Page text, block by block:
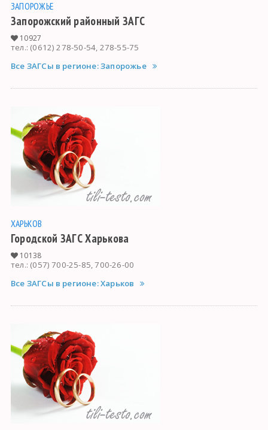
ЗАПОРОЖЬЕ
Запорожский районный ЗАГС
10927
тел.: (0612) 278-50-54, 278-55-75
Все ЗАГСы в регионе: Запорожье
ХАРЬКОВ
Городской ЗАГС Харькова
10138
тел.: (057) 700-25-85, 700-26-00
Все ЗАГСы в регионе: Харьков